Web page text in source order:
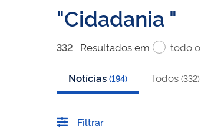
Cidadania
332 Resultadosem todo o
Notícias (194) Todos (332)
Filtrar